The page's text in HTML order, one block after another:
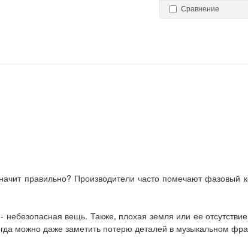
Сравнение
правильно? Производители часто помечают фазовый
вещь. Также, плохая земля или ее отсутствие
можно даже заметить потерю деталей в музыкальном